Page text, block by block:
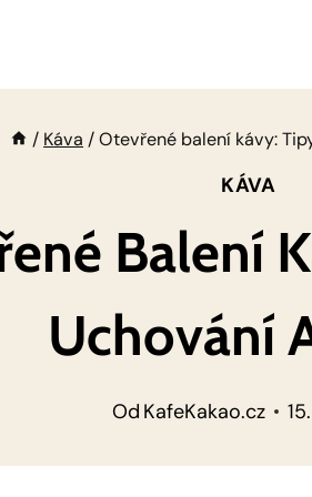
/ Káva /Otevřené balení kávy:
KÁVA
Balení
Uchování
Od KafeKakao.cz